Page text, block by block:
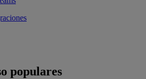
populares